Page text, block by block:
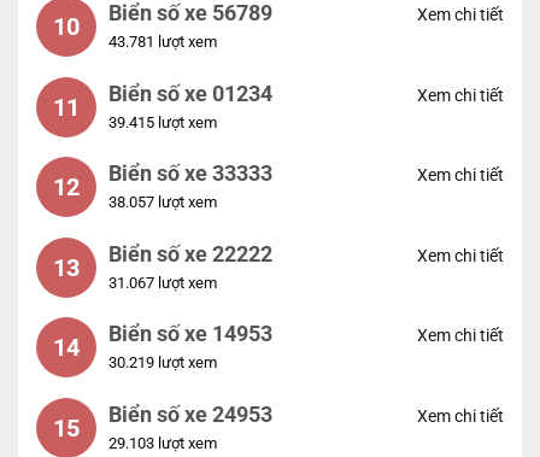
10 Biển số xe 56789
43.781 lượt xem
Xem chi tiết
11 Biển số xe 01234
39.415 lượt xem
Xem chi tiết
12 Biển số xe 33333
38.057 lượt xem
Xem chi tiết
13 Biển số xe 22222
31.067 lượt xem
Xem chi tiết
14 Biển số xe 14953
30.219 lượt xem
Xem chi tiết
15 Biển số xe 24953
29.103 lượt xem
Xem chi tiết